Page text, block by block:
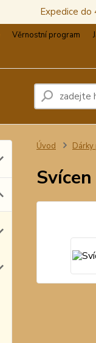
Expedice do
Věrnostní program
Úvod